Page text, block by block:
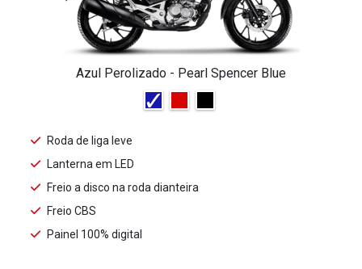
Azul Perolizado - Pearl Spencer Blue
Roda de liga leve
Lanterna em LED
Freio a disco na roda dianteira
Freio CBS
Painel 100% digital